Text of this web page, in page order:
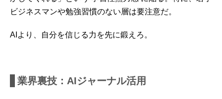
ビジネスマンや勉強習慣のない層は要注意だ。
AIより、自分を信じる力を先に鍛えろ。
業界裏技：AIジャーナル活用